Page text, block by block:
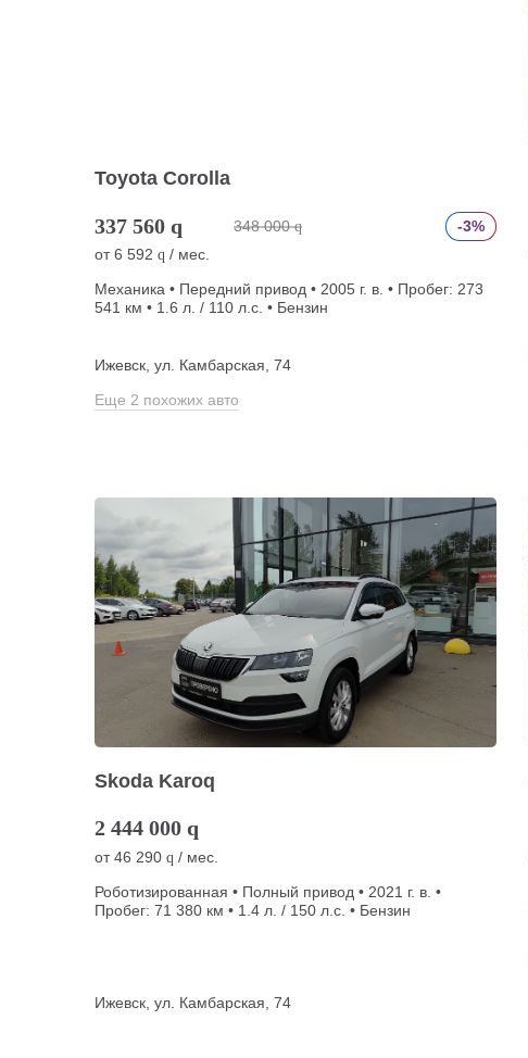
Toyota Corolla
337 560 q 348 000 q
-3%
от6 592 q / мес.
Механика • Передний привод • 2005 г. в. • Пробег: 273
541 км • 1.6 л. / 110 л.с. • Бензин
Ижевск, ул. Камбарская, 74
Еще 2 похожих авто
Skoda Karoq
2 444 000 q
от46 290 q / мес.
Роботизированная • Полный привод • 2021 г. в. •
Пробег: 71 380 км • 1.4 л. / 150 л.с. • Бензин
Ижевск, ул. Камбарская, 74